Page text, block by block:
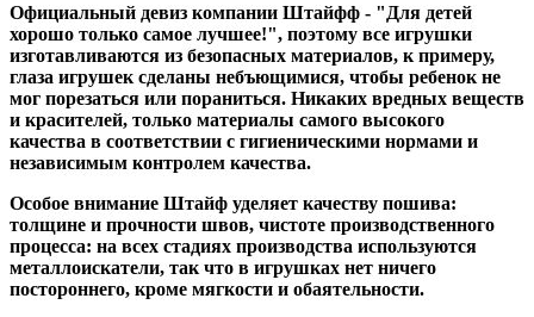
Официальный девиз компании Штайфф - "Для детей
хорошо только самое лучшее!", поэтому все игрушки
изготавливаются из безопасных материалов, к примеру,
глаза игрушек сделаны небъющимися, чтобы ребенок не
мог порезаться или пораниться. Никаких вредных веществ
и красителей, только материалы самого высокого
качества в соответствии с гигиеническими нормами и
независимым контролем качества.
Особое внимание Штайф уделяет качеству пошива:
толщине и прочности швов, чистоте производственного
процесса: на всех стадиях производства используются
металлоискатели, так что в игрушках нет ничего
постороннего, кроме мягкости и обаятельности.